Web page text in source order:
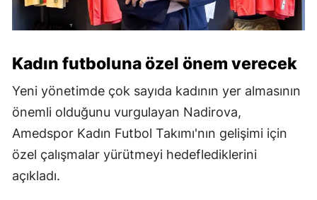
Kadın futboluna özel önem verecek
Yeni yönetimde çok sayıda kadının yer almasının
önemli olduğunu vurgulayan Nadirova,
Amedspor Kadın Futbol Takımı'nın gelişimi için
özel çalışmalar yürütmeyi hedeflediklerini
açıkladı.